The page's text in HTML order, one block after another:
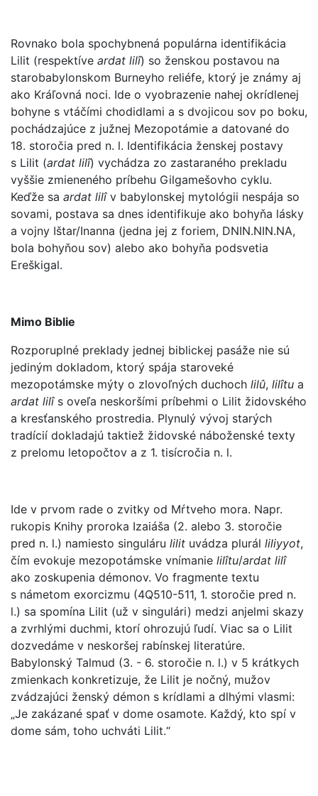
Rovnako bola spochybnená populárna identifikácia
Lilit (respektíve ardat lilî) so ženskou postavou na
starobabylonskom Burneyho reliéfe, ktorý je známy aj
ako Kráľovná noci. Ide o vyobrazenie nahej okrídlenej
bohyne s vtáčími chodidlami a s dvojicou sov po boku,
pochádzajúce z južnej Mezopotámie a datované do
18. storočia pred n. l. Identifikácia ženskej postavy
s Lilit (ardat lilî) vychádza zo zastaraného prekladu
vyššie zmieneného príbehu Gilgamešovho cyklu.
Keďže sa ardat lilîv babylonskej mytológii nespája so
sovami, postava sa dnes identifikuje ako bohyňa lásky
a vojny Ištar/Inanna (jedna jej z foriem, DNIN.NIN.NA,
bola bohyňou sov) alebo ako bohyňa podsvetia
Ereškigal.
Mimo Biblie
Rozporuplné preklady jednej biblickej pasáže nie sú
jediným dokladom, ktorý spája staroveké
mezopotámske mýty o zlovoľných duchoch lilû, lilîtu a
ardat lilîs oveľa neskoršími príbehmi o Lilit židovského
a kresťanského prostredia. Plynulý vývoj starých
tradícií dokladajú taktiež židovské náboženské texty
z prelomu letopočtov a z 1. tisícročia n. l.
Ide v prvom rade o zvitky od Mŕtveho mora. Napr.
rukopis Knihy proroka Izaiáša (2. alebo 3. storočie
pred n. l.) namiesto singuláru lilit uvádza plurál liliyyot,
čím evokuje mezopotámske vnímanie lilîtu/ardat lilî
ako zoskupenia démonov. Vo fragmente textu
s námetom exorcizmu (4Q510-511, 1. storočie pred n.
l.) sa spomína Lilit (už v singulári) medzi anjelmi skazy
a zvrhlými duchmi, ktorí ohrozujú ľudí. Viac sa o Lilit
dozvedáme v neskoršej rabínskej literatúre.
Babylonský Talmud (3. - 6. storočie n. l.) v 5 krátkych
zmienkach konkretizuje, že Lilit je nočný, mužov
zvádzajúci ženský démon s krídlami a dlhými vlasmi:
„Je zakázané spať v dome osamote. Každý, kto spí v
dome sám, toho uchváti Lilit.“